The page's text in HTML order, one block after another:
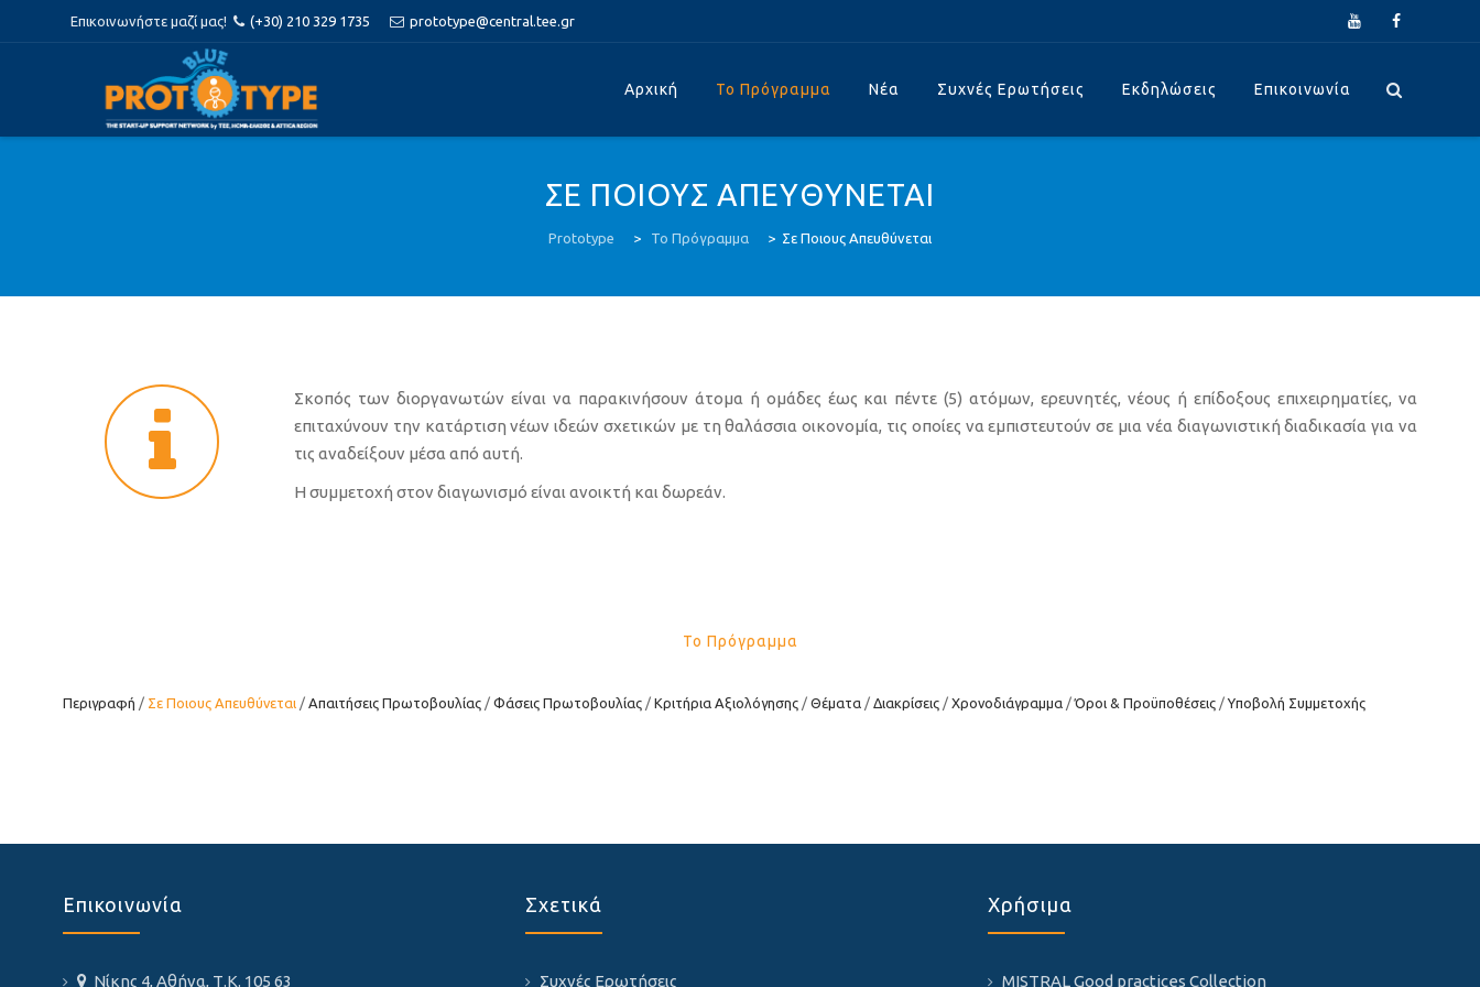
Επικοινωνήστε μαζί μας! (+30) 210 329 1735 prototype@central.tee.gr
Αρχική Το Πρόγραμμα Νέα Συχνές Ερωτήσεις Εκδηλώσεις Επικοινωνία
ΣΕ ΠΟΙΟΥΣ ΑΠΕΥΘΥΝΕΤΑΙ
Prototype > Το Πρόγραμμα > Σε Ποιους Απευθύνεται
Σκοπός των διοργανωτών είναι να παρακινήσουν άτομα ή ομάδες έως και πέντε (5) ατόμων, ερευνητές, νέους ή επίδοξους επιχειρηματίες, να
επιταχύνουν την κατάρτιση νέων ιδεών σχετικών με τη θαλάσσια οικονομία, τις οποίες να εμπιστευτούν σε μια νέα διαγωνιστική διαδικασία για να
τις αναδείξουν μέσα από αυτή.
Η συμμετοχή στον διαγωνισμό είναι ανοικτή και δωρεάν.
Το Πρόγραμμα
Περιγραφή Σε Ποιους Απευθύνεται Απαιτήσεις Πρωτοβουλίας Φάσεις Πρωτοβουλίας Κριτήρια Αξιολόγησης Θέματα Διακρίσεις Χρονοδιάγραμμα Όροι & Προϋποθέσεις Υποβολή Συμμετοχής
Επικοινωνία
Νίκης 4, Αθήνα, Τ.Κ. 105 63
Σχετικά
Συχνές Ερωτήσεις
Χρήσιμα
MISTRAL Good practices Collection